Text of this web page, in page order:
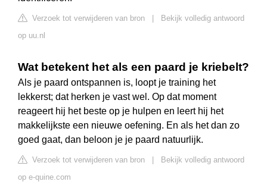
Verzoek tot verwijderen van bron
Bekijk volledig antwoord
op uu.nl
Wat betekent het als een paard je kriebelt?
Als je paard ontspannen is, loopt je training het
lekkerst; dat herken je vast wel. Op dat moment
reageert hij het beste op je hulpen en leert hij het
makkelijkste een nieuwe oefening. En als het dan zo
goed gaat, dan beloon je je paard natuurlijk.
Verzoek tot verwijderen van bron
Bekijk volledig antwoord
op e-quine.com